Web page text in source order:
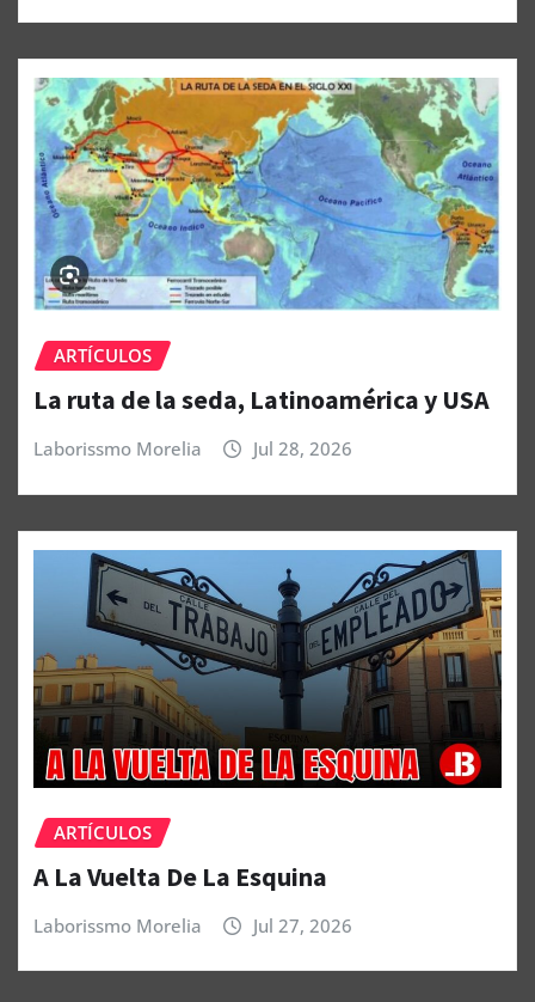
ARTÍCULOS
La ruta de la seda, Latinoamérica y USA
Laborissmo Morelia Jul 28, 2026
ARTÍCULOS
A La Vuelta De La Esquina
Laborissmo Morelia Jul 27, 2026